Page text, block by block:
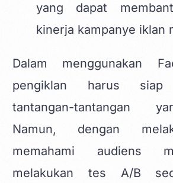
yang dapat
kinerja kampanye iklan
Dalam menggunakan
pengiklan harus siap
tantangan-tantangan
Namun, dengan
memahami audiens
melakukan tes A/B